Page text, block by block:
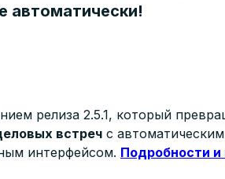
автоматически!
релиза 2.5.1, который
встреч с
интерфейсом. Подробности